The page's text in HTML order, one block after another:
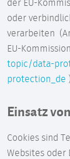
der EU-
oder
verarbeiten
EU-
topic/data-
protection_de
Einsatz
Cookies sind
Websites oder